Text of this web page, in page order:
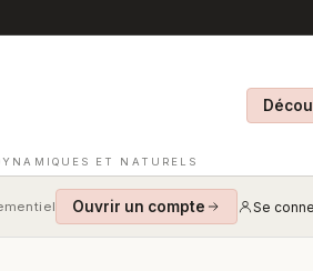
ET NATURELS
Ouvrir un compte Se